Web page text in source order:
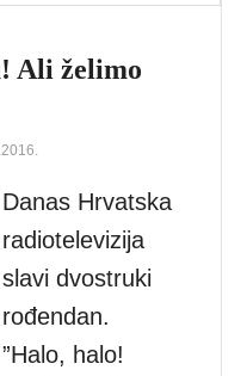
Ali želimo
Danas Hrvatska
radiotelevizija
slavi dvostruki
rođendan.
”Halo, halo!